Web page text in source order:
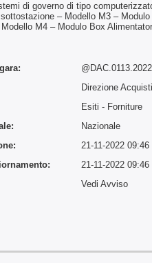
di governo di tipo
– Modello M3 –
M4 – Modulo Box
@DAC.0113.2022
Direzione
Esiti - Forniture
Nazionale
21-11-2022 09:46
21-11-2022 09:46
Vedi Avviso